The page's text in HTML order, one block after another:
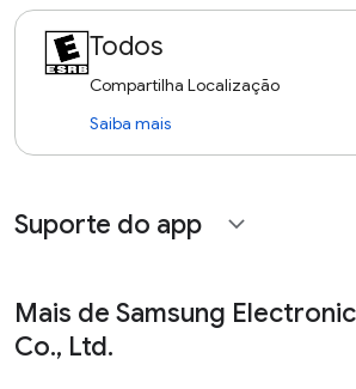
Todos
Compartilha Localização
Saiba mais
Suporte do app expand_more
Mais de Samsung
Co., Ltd.